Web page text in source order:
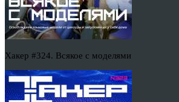
Хакер #324. Всякое с моделями